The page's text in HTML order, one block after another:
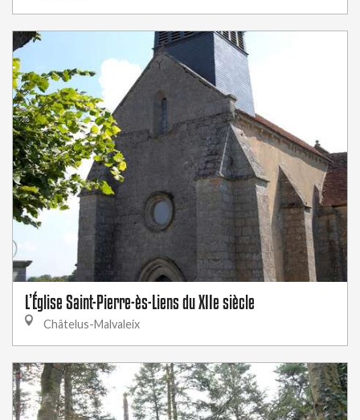
L’Église Saint-Pierre-ès-Liens du XIIe siècle
Châtelus-Malvaleix